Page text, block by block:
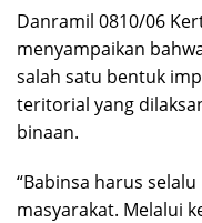
Danramil 0810/06
menyampaikan
salah satu bentuk
teritorial yang
binaan.
“Babinsa harus
masyarakat. Melalui